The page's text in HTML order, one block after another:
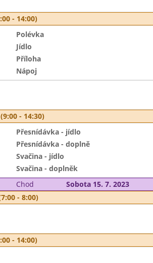
- 14:00)
Polévka
Jídlo
Příloha
Nápoj
- 14:30)
Přesnídávka - jídlo
Přesnídávka - doplně
Svačina - jídlo
Svačina - doplněk
Chod
Sobota 15. 7. 2023
- 8:00)
- 14:00)